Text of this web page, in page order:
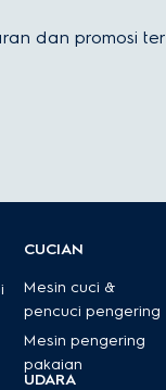
dan promosi
CUCIAN
Mesin cuci &
pencuci pengering
Mesin pengering
pakaian
UDARA